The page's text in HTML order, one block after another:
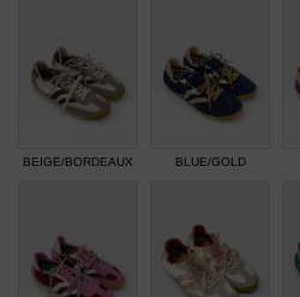
BEIGE/BORDEAUX BLUE/GOLD